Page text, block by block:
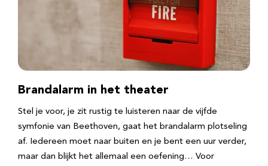
Brandalarm in het theater
Stel je voor, je zit rustig te luisteren naar de vijfde
symfonie van Beethoven, gaat het brandalarm plotseling
af. Iedereen moet naar buiten en je bent een uur verder,
maar dan blijkt het allemaal een oefening… Voor